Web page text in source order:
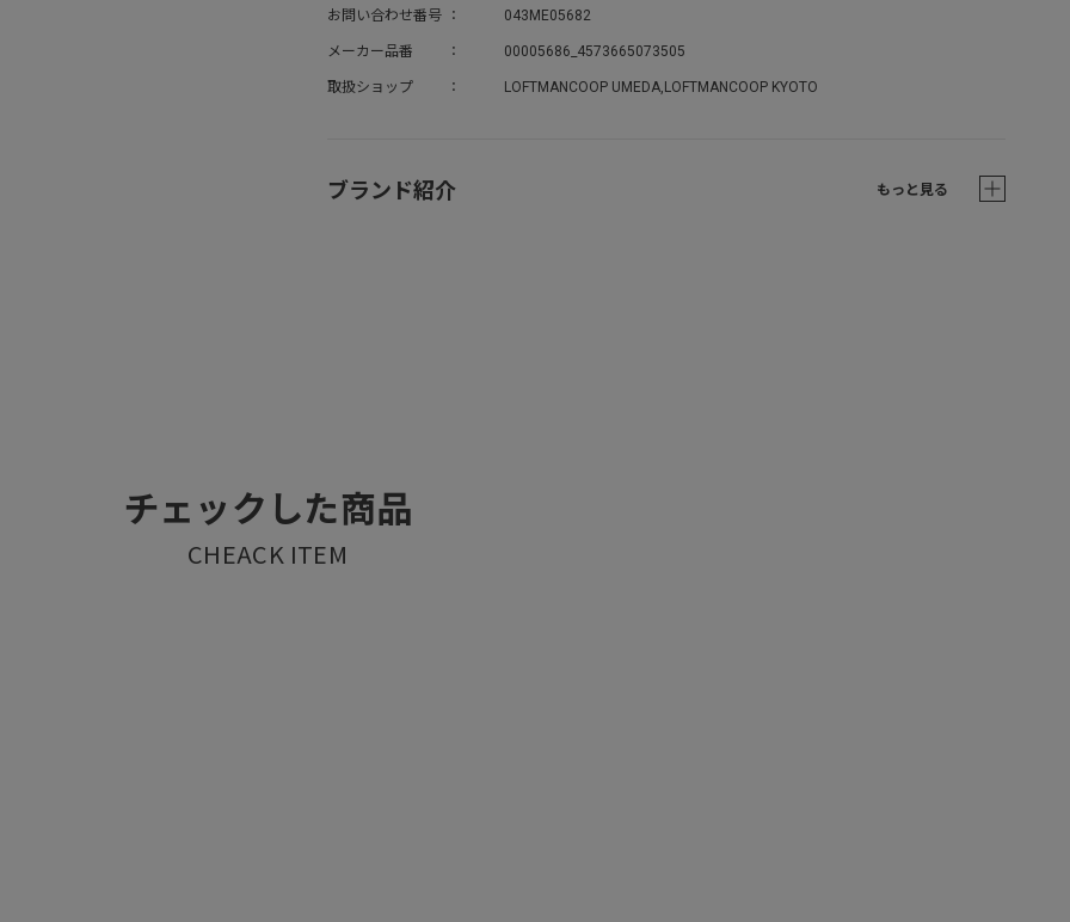
お問い合わせ番号 043ME05682
メーカー品番 00005686_4573665073505
取扱ショップ LOFTMANCOOP UMEDA,LOFTMANCOOP KYOTO
ブランド紹介 もっと見る
チェックした商品